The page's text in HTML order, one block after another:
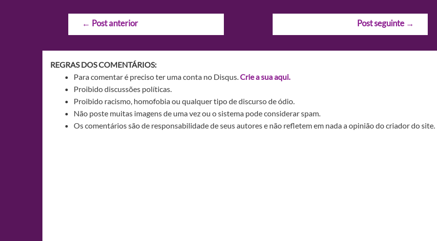
Navegação
← Post anterior Post seguinte →
REGRAS DOS COMENTÁRIOS:
Para comentar é preciso ter uma conta no Disqus.Crie a sua aqui.
Proibido discussões políticas.
Proibido racismo, homofobia ou qualquer tipo de discurso de ódio.
Não poste muitas imagens de uma vez ou o sistema pode considerar spam.
Os comentários são de responsabilidade de seus autores e não refletem em nada a opinião do criador do site.